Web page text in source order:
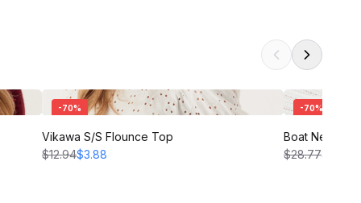
-70%
Vikawa S/S Flounce Top
$12.94$3.88
-70%
Boat Neck
$28.77$8.63